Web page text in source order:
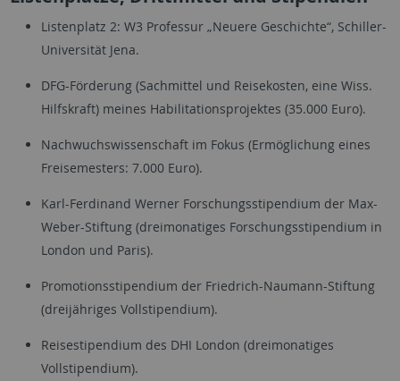
Listenplatz 2: W3 Professur „Neuere Geschichte“, Schiller-
Universität Jena.
DFG-Förderung (Sachmittel und Reisekosten, eine Wiss.
Hilfskraft) meines Habilitationsprojektes (35.000 Euro).
Nachwuchswissenschaft im Fokus (Ermöglichung eines
Freisemesters: 7.000 Euro).
Karl-Ferdinand Werner Forschungsstipendium der Max-
Weber-Stiftung (dreimonatiges Forschungsstipendium in
London und Paris).
Promotionsstipendium der Friedrich-Naumann-Stiftung
(dreijähriges Vollstipendium).
Reisestipendium des DHI London (dreimonatiges
Vollstipendium).